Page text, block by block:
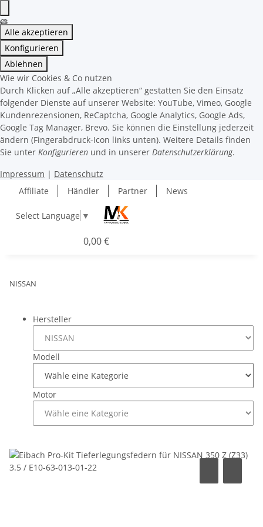
Alle akzeptieren
Konfigurieren
Ablehnen
Wie wir Cookies & Co nutzen
Durch Klicken auf „Alle akzeptieren“ gestatten Sie den Einsatz
folgender Dienste auf unserer Website: YouTube, Vimeo, Google
Kundenrezensionen, ReCaptcha, Google Analytics, Google Ads,
Google Tag Manager, Brevo. Sie können die Einstellung jederzeit
ändern (Fingerabdruck-Icon links unten). Weitere Details finden
Sie unter Konfigurieren und in unserer Datenschutzerklärung.
Impressum | Datenschutz
Affiliate
Händler Partner News
Select Language ▼
0,00 €
NISSAN
Hersteller
Modell
Motor